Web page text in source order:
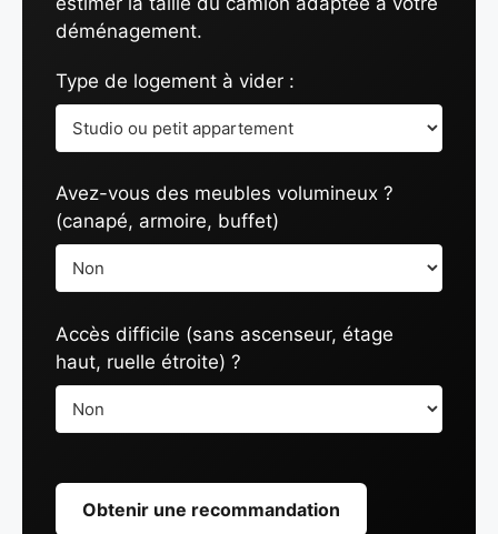
déménagement.
Type de logement à vider :
Avez-vous des meubles volumineux ?
(canapé, armoire, buffet)
Accès difficile (sans ascenseur, étage
haut, ruelle étroite) ?
Obtenir une recommandation